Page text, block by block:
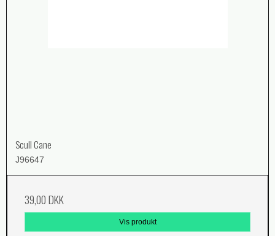
Scull Cane
J96647
39,00 DKK
Vis produkt